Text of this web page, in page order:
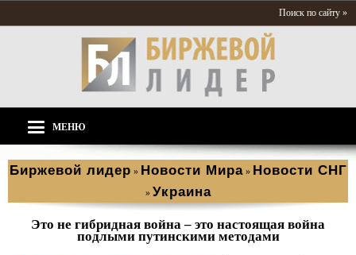
Поиск по сайту »
МЕНЮ
Биржевой лидер » Новости Мира » Новости СНГ
» Украина
Это не гибридная война – это настоящая война
подлыми путинскими методами